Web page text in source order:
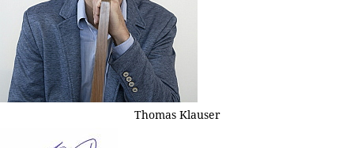
Thomas Klauser